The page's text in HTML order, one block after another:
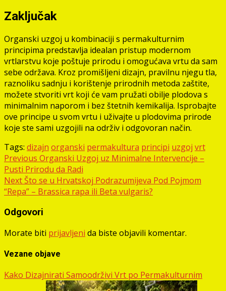
Zaključak
Organski uzgoj u kombinaciji s permakulturnim
principima predstavlja idealan pristup modernom
vrtlarstvu koje poštuje prirodu i omogućava vrtu da sam
sebe održava. Kroz promišljeni dizajn, pravilnu njegu tla,
raznoliku sadnju i korištenje prirodnih metoda zaštite,
možete stvoriti vrt koji će vam pružati obilje plodova s
minimalnim naporom i bez štetnih kemikalija. Isprobajte
ove principe u svom vrtu i uživajte u plodovima prirode
koje ste sami uzgojili na održiv i odgovoran način.
Tags: dizajn organski permakultura principi uzgoj vrt
Post
navigation
Previous Organski Uzgoj uz Minimalne Intervencije –
Pusti Prirodu da Radi
Next Što se u Hrvatskoj Podrazumijeva Pod Pojmom
“Repa” – Brassica rapa ili Beta vulgaris?
Odgovori
Morate biti prijavljeni da biste objavili komentar.
Vezane objave
Kako Dizajnirati Samoodrživi Vrt po Permakulturnim